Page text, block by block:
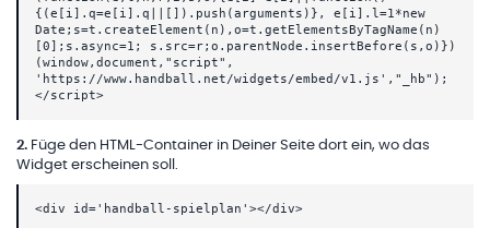
{(e[i].q=e[i].q||[]).push(arguments)}, e[i].l=1*new
Date;s=t.createElement(n),o=t.getElementsByTagName(n)
[0];s.async=1; s.src=r;o.parentNode.insertBefore(s,o)})
(window,document,"script",
'https://www.handball.net/widgets/embed/v1.js',"_hb");
</script>
2. Füge den HTML-Container in Deiner Seite dort ein, wo das
Widget erscheinen soll.
<div id='handball-spielplan'></div>